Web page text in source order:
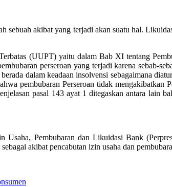
sebuah akibat yang terjadi akan suatu hal.
(UUPT) yaitu dalam Bab XI tentang
perseroan yang terjadi karena sebab-
dalam keadaan insolvensi sebagaimana
pembubaran Perseroan tidak mengakibatkan
pasal 143 ayat 1 ditegaskan antara lain
Usaha, Pembubaran dan Likuidasi Bank
akibat pencabutan izin usaha dan